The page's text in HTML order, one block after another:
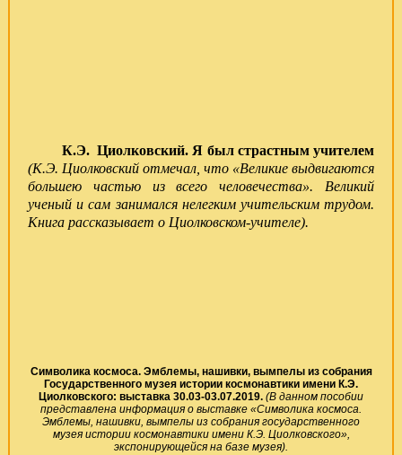
К.Э. Циолковский. Я был страстным учителем
(К.Э. Циолковский отмечал, что «Великие выдвигаются
большею частью из всего человечества». Великий
ученый и сам занимался нелегким учительским трудом.
Книга рассказывает о Циолковском-учителе).
Символика космоса. Эмблемы, нашивки, вымпелы из собрания
Государственного музея истории космонавтики имени К.Э.
Циолковского: выставка 30.03-03.07.2019. (В данном пособии
представлена информация о выставке «Символика космоса.
Эмблемы, нашивки, вымпелы из собрания государственного
музея истории космонавтики имени К.Э. Циолковского»,
экспонирующейся на базе музея).